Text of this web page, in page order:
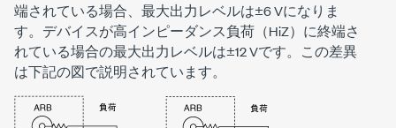
端されている場合、最大出力レベルは±6 Vになりま
す。デバイスが高インピーダンス負荷（HiZ）に終端さ
れている場合の最大出力レベルは±12 Vです。この差異
は下記の図で説明されています。